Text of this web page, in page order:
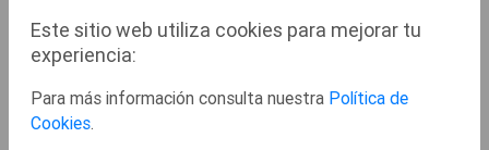
Solicitud de Inscripción en el Registro Municipal de Uniones de
Hecho
Este sitio web utiliza cookies para mejorar tu
experiencia:
Para más información consulta nuestra Política de
Cookies.